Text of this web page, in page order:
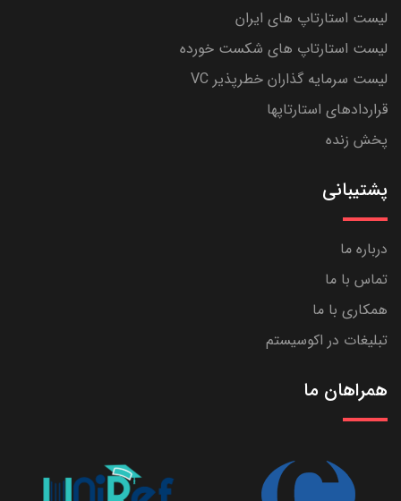
لیست استارتاپ های ایران
لیست استارتاپ های شکست خورده
لیست سرمایه گذاران خطرپذیر VC
قراردادهای استارتاپها
پخش زنده
پشتیبانی
درباره ما
تماس با ما
همکاری با ما
تبلیغات در اکوسیستم
همراهان ما